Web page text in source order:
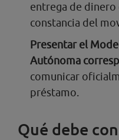
entrega de
constancia del
Presentar el
Autónoma
comunicar
préstamo.
Qué debe